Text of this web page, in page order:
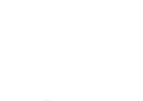
최애를 대하는